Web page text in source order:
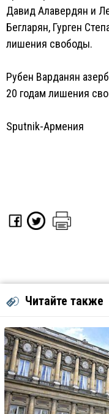
Давид Алавердян и
Бегларян, Гурген
лишения свободы.
Рубен Варданян
20 годам лишения
Sputnik-Армения
Читайте также